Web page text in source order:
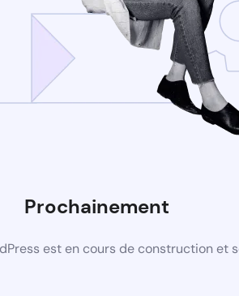
Prochainement
est en cours de construction et